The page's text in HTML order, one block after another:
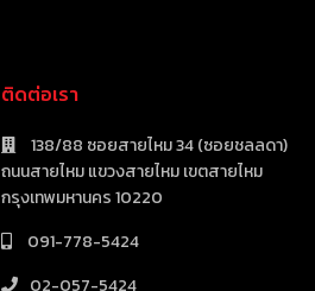
ติดต่อเรา
138/88 ซอยสายไหม 34 (ซอยชลลดา)
ถนนสายไหม แขวงสายไหม เขตสายไหม
กรุงเทพมหานคร 10220
091-778-5424
02-057-5424